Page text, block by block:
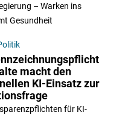
– Warken ins
Gesundheit
macht den
KI-Einsatz zur
für KI-